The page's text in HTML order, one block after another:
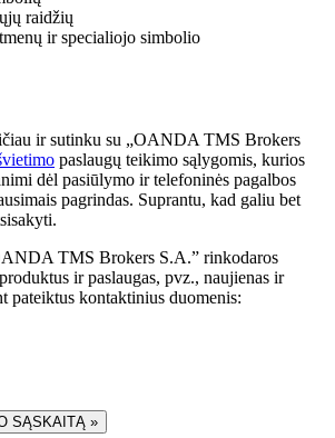
raidžių
ir specialiojo simbolio
ir sutinku su „OANDA TMS Brokers
paslaugų teikimo sąlygomis, kurios
dėl pasiūlymo ir telefoninės pagalbos
pagrindas. Suprantu, kad galiu bet
TMS Brokers S.A.” rinkodaros
ir paslaugas, pvz., naujienas ir
pateiktus kontaktinius duomenis:
SĄSKAITĄ »